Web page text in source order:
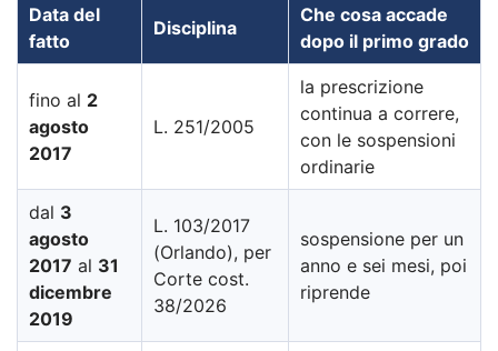
Data del
fatto
Disciplina
Che cosa accade
dopo il primo grado
fino al 2
agosto
2017
L. 251/2005
la prescrizione
continua a correre,
con le sospensioni
ordinarie
dal 3
agosto
2017 al 31
dicembre
2019
L. 103/2017
(Orlando), per
Corte cost.
38/2026
sospensione per un
anno e sei mesi, poi
riprende